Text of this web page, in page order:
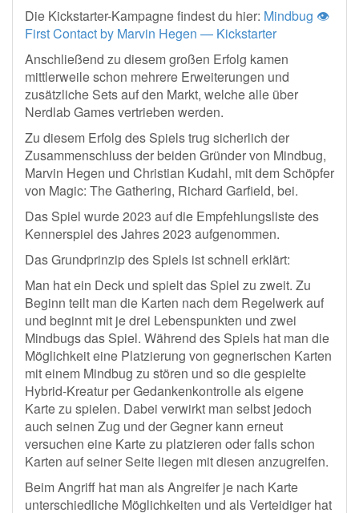
Die Kickstarter-Kampagne findest du hier: Mindbug 👁️
First Contact by Marvin Hegen — Kickstarter
Anschließend zu diesem großen Erfolg kamen
mittlerweile schon mehrere Erweiterungen und
zusätzliche Sets auf den Markt, welche alle über
Nerdlab Games vertrieben werden.
Zu diesem Erfolg des Spiels trug sicherlich der
Zusammenschluss der beiden Gründer von Mindbug,
Marvin Hegen und Christian Kudahl, mit dem Schöpfer
von Magic: The Gathering, Richard Garfield, bei.
Das Spiel wurde 2023 auf die Empfehlungsliste des
Kennerspiel des Jahres 2023 aufgenommen.
Das Grundprinzip des Spiels ist schnell erklärt:
Man hat ein Deck und spielt das Spiel zu zweit. Zu
Beginn teilt man die Karten nach dem Regelwerk auf
und beginnt mit je drei Lebenspunkten und zwei
Mindbugs das Spiel. Während des Spiels hat man die
Möglichkeit eine Platzierung von gegnerischen Karten
mit einem Mindbug zu stören und so die gespielte
Hybrid-Kreatur per Gedankenkontrolle als eigene
Karte zu spielen. Dabei verwirkt man selbst jedoch
auch seinen Zug und der Gegner kann erneut
versuchen eine Karte zu platzieren oder falls schon
Karten auf seiner Seite liegen mit diesen anzugreifen.
Beim Angriff hat man als Angreifer je nach Karte
unterschiedliche Möglichkeiten und als Verteidiger hat